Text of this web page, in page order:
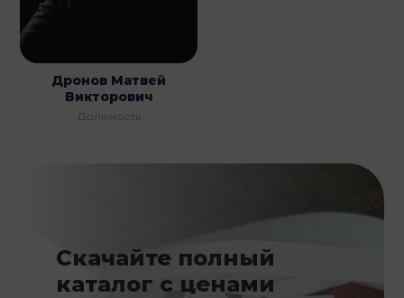
Дронов Матвей
Викторович
Должность
Скачайте полный
каталог с ценами